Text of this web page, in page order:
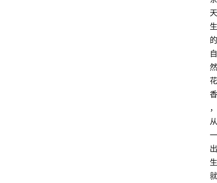
天
生
的
自
然
花
香
，
从
一
出
生
就